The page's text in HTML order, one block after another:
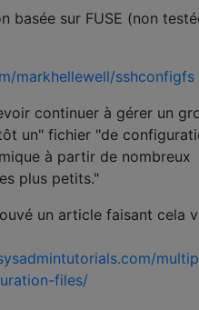
basée sur FUSE (non
markhellewell/sshconfigfs
continuer à gérer un
un" fichier "de
à partir de nombreux
plus petits."
un article faisant cela
files/